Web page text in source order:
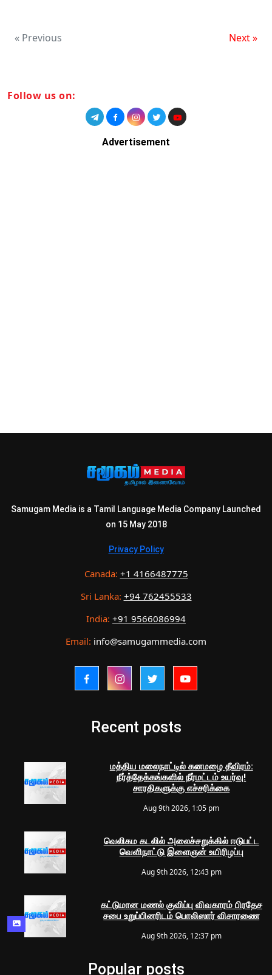
« Previous Next »
Follow us on:
Advertisement
Samugam Media is a Tamil Language Media Company Launched
on 15 May 2018
Privacy Policy
Canada: +1 4166487775
Sri Lanka: +94 762455533
India: +91 9566086994
Email: info@samugammedia.com
Recent posts
மத்திய மலைநாட்டில் கனமழை தீவிரம்:
நீர்த்தேக்கங்களில் நீர்மட்டம் உயர்வு!
சாரதிகளுக்கு எச்சரிக்கை
Aug 9th 2026, 1:05 pm
வெலிகம கடலில் அலைச்சறுக்கில் ஈடுபட்ட
வெளிநாட்டு இளைஞன் உயிரிழப்பு
Aug 9th 2026, 12:43 pm
கட்டுமான மணல் குவிப்பு விவகாரம் பிரதேச
சபை உறுப்பினரிடம் பொலிஸார் விசாரணை
Aug 9th 2026, 12:37 pm
Popular posts